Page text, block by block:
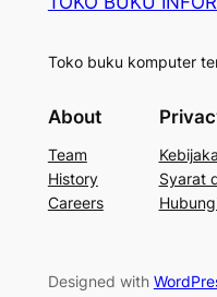
Toko buku komputer
About
Team
History
Careers
Syarat
Designed with